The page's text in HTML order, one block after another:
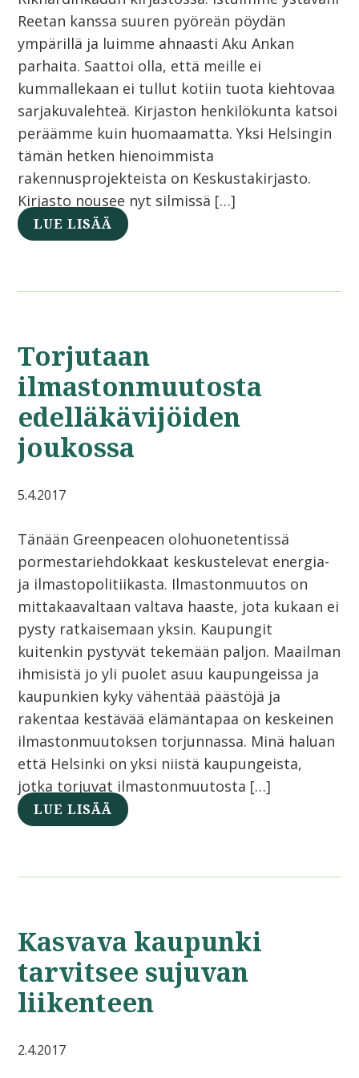
Reetan kanssa suuren pyöreän pöydän
ympärillä ja luimme ahnaasti Aku Ankan
parhaita. Saattoi olla, että meille ei
kummallekaan ei tullut kotiin tuota kiehtovaa
sarjakuvalehteä. Kirjaston henkilökunta katsoi
peräämme kuin huomaamatta. Yksi Helsingin
tämän hetken hienoimmista
rakennusprojekteista on Keskustakirjasto.
Kirjasto nousee nyt silmissä […]
LUE LISÄÄ
Torjutaan
ilmastonmuutosta
edelläkävijöiden
joukossa
5.4.2017
Tänään Greenpeacen olohuonetentissä
pormestariehdokkaat keskustelevat energia-
ja ilmastopolitiikasta. Ilmastonmuutos on
mittakaavaltaan valtava haaste, jota kukaan ei
pysty ratkaisemaan yksin. Kaupungit
kuitenkin pystyvät tekemään paljon. Maailman
ihmisistä jo yli puolet asuu kaupungeissa ja
kaupunkien kyky vähentää päästöjä ja
rakentaa kestävää elämäntapaa on keskeinen
ilmastonmuutoksen torjunnassa. Minä haluan
että Helsinki on yksi niistä kaupungeista,
jotka torjuvat ilmastonmuutosta […]
LUE LISÄÄ
Kasvava kaupunki
tarvitsee sujuvan
liikenteen
2.4.2017